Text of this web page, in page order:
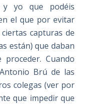
y yo que podéis
el que por evitar
capturas de
están) que daban
Cuando
Brú de las
colegas (ver por
que impedir que